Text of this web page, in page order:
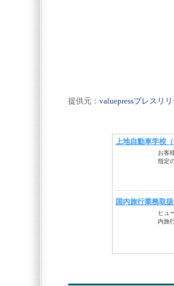
提供元： valuepressプレスリ